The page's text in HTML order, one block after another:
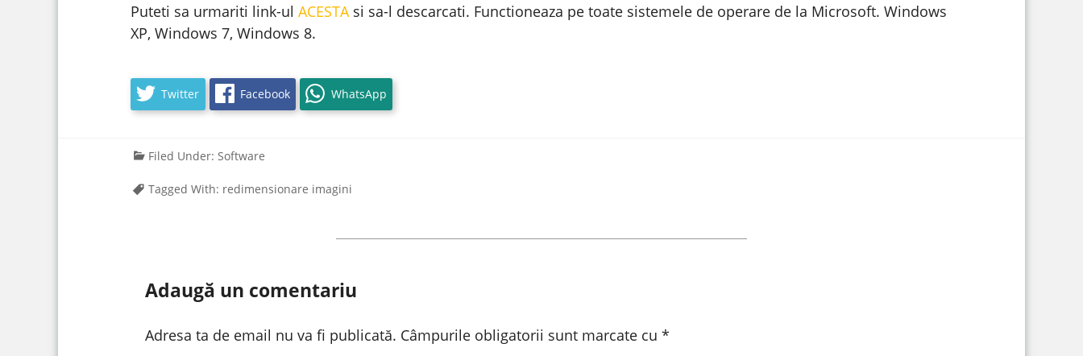
Puteti sa urmariti link-ul ACESTAsi sa-l descarcati. Functioneaza pe toate sistemele de operare de la Microsoft. Windows
XP, Windows 7, Windows 8.
Twitter Facebook WhatsApp
Filed Under: Software
Tagged With: redimensionare imagini
Adaugă un comentariu
Adresa ta de email nu va fi publicată. Câmpurile obligatorii sunt marcate cu *